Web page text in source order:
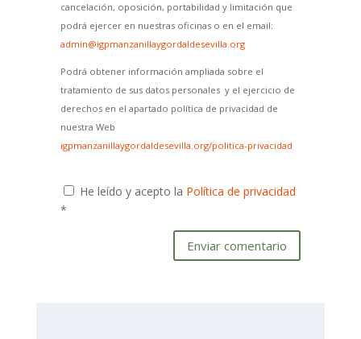
cancelación, oposición, portabilidad y limitación que
podrá ejercer en nuestras oficinas o en el email:
admin@igpmanzanillaygordaldesevilla.org
Podrá obtener información ampliada sobre el
tratamiento de sus datos personales y el ejercicio de
derechos en el apartado política de privacidad de
nuestra Web
igpmanzanillaygordaldesevilla.org/politica-privacidad
He leído y acepto la Política de privacidad
*
Enviar comentario